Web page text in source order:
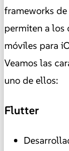
frameworks
permiten a los
móviles para
Veamos las
uno de ellos:
Flutter